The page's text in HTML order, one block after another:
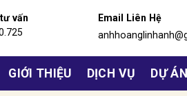
vấn
Email Liên Hệ
GIỚI THIỆU DỊCH VỤ DỰ ÁN